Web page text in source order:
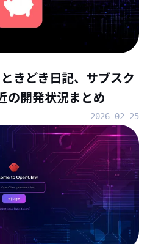
きどき日記、サブスク
の開発状況まとめ
2026-02-25